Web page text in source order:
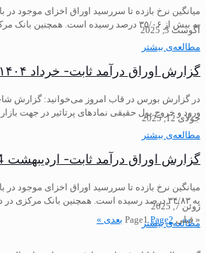
میانگین نرخ بازده تا سررسید اوراق اخزای موجود در
به بیش از ۳۵/۰۶ درصد رسیده است. همچنین بانک مرکزی تا انتهای تیر
مطالعه‌ی بیشتر
آگوست 3, 2025
گزارش اوراق درآمد ثابت- خرداد ۱۴۰۴
در گزارش بورس در قاب امروز می‌خوانید: گزارش
ورود و خروج پول حقیقی نمادهای پرتاثیر در جهت بازار
مطالعه‌ی بیشتر
جولای 12, 2025
گزارش اوراق درآمد ثابت- اردیبهشت 1404
میانگین نرخ بازده تا سررسید اوراق اخزای موجود در
به ۳۴/۸۳ درصد رسیده است. همچنین بانک مرکزی در دو ماه ابتدای سال
مطالعه‌ی بیشتر
ژوئن 7, 2025
« قبلی
Page1 Page2 بعدی »